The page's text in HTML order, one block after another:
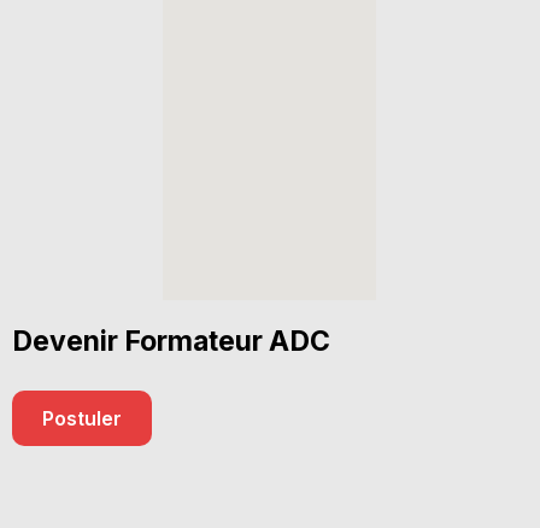
Devenir Formateur ADC
Postuler